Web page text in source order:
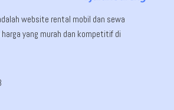
website rental mobil dan sewa
yang murah dan kompetitif di